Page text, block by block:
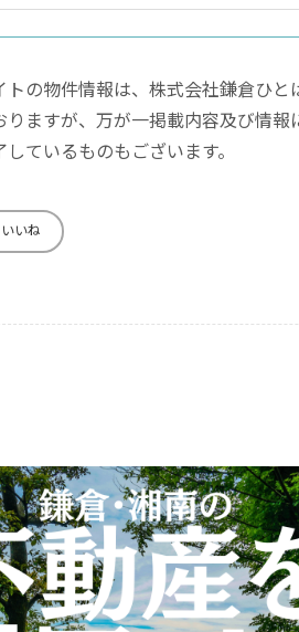
の物件情報は、株式会社鎌倉ひと
りますが、万が一掲載内容及び情
ているものもございます。
いいね